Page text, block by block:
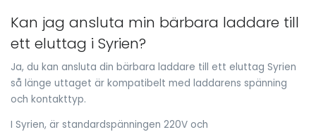
Kan jag ansluta min bärbara laddare till
ett eluttag i Syrien?
Ja, du kan ansluta din bärbara laddare till ett eluttag Syrien
så länge uttaget är kompatibelt med laddarens spänning
och kontakttyp.
I Syrien, är standardspänningen 220V och